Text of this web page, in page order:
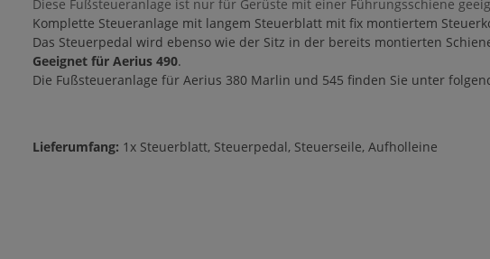
Diese Fußsteueranlage ist nur für Gerüste mit einer Führungsschiene
Komplette Steueranlage mit langem Steuerblatt mit fix montiertem
Das Steuerpedal wird ebenso wie der Sitz in der bereits montierten
Geeignet für Aerius 490.
Die Fußsteueranlage für Aerius 380 Marlin und 545 finden Sie unter
Lieferumfang: 1x Steuerblatt, Steuerpedal, Steuerseile, Aufholleine